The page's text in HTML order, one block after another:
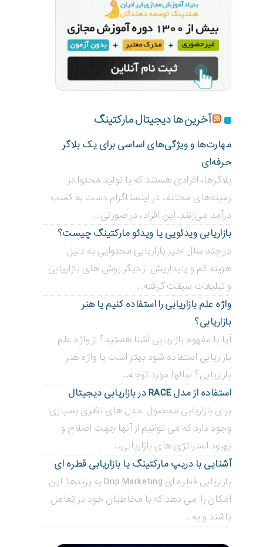
آخرین ها دیجیتال مارکتینگ
مهارت‌ها و ویژگی‌های اساسی برای یک بلاگر
حرفه‌ای
بلاگر‌ها، افرادی هستند که با تولید محتوا در
زمینه‌های مختلف در اینستاگرام دست به کسب
درآمد می‌زنند. این افراد، در صورتی...
بازاریابی ویدئویی ‌یا ویدئو مارکتینگ چیست؟
در چند سال اخیر بازاریابی محتوایی به دلیل
هزینه کم و پایداریش از دیگر روش های بازاریابی
و تبلیغات سبقت گرفته...
واژه علم بازاریابی را استفاده کنیم یا هنر
بازاریابی؟
آیا با مفهوم بازاریابی آشنا هستید؟ از واژه علم
بازاریابی استفاده شود بهتر است یا واژه هنر
بازاریابی؟ سالها مورد توجه...
استفاده از مدل RACE در بازاریابی دیجیتال
برای بازاریابی محصول مدل های نظری بسیاری
وجود دارد که می توانیم از آنها جهت اصلاح و
بهبود استراتژی های بازاریابی...
آشنایی با دریپ مارکتینگ یا بازاریابی قطره ای
بازاریابی قطره ای Drip Marketing به برندها این
امکان را می دهد که با مخاطبان خود در تعامل
باشند و به...